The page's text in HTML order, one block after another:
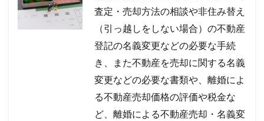
査定・売却方法の相談や非住み替え
（引っ越しをしない場合）の不動産
登記の名義変更などの必要な手続
き、また不動産を売却に関する名義
変更などの必要な書類や、離婚によ
る不動産売却価格の評価や税金な
ど、離婚による不動産売却・名義変